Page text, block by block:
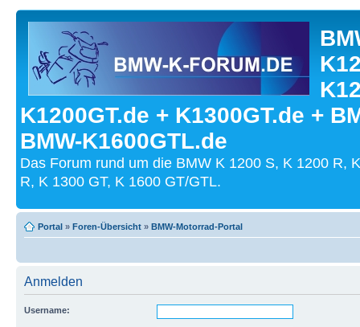
K1200GT.de + K1300GT.de +
BMW-K1600GTL.de
Das Forum rund um die BMW K 1200 S, K 1200 R,
R, K 1300 GT, K 1600 GT/GTL.
Portal » Foren-Übersicht » BMW-Motorrad-Portal
Anmelden
Username: